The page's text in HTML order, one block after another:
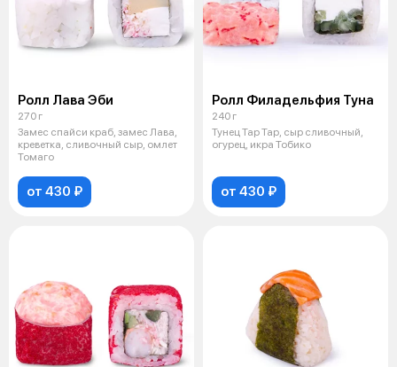
Ролл Лава Эби
270 г
Замес спайси краб, замес Лава,
креветка, сливочный сыр, омлет
Томаго
от 430 ₽
Ролл Филадельфия Туна
240 г
Тунец Тар Тар, сыр сливочный,
огурец, икра Тобико
от 430 ₽